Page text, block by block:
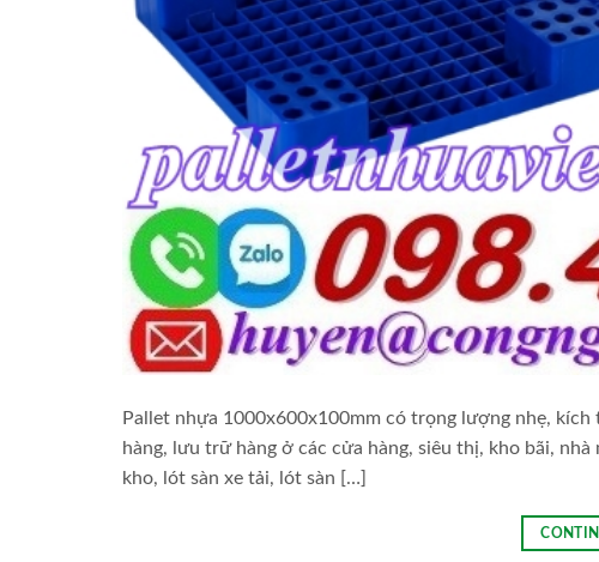
Pallet nhựa 1000x600x100mm có trọng lượng nhẹ,
hàng, lưu trữ hàng ở các cửa hàng, siêu thị, kho bãi,
kho, lót sàn xe tải, lót sàn […]